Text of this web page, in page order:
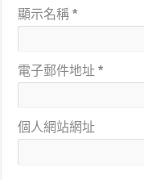
顯示名稱*
電子郵件地址*
個人網站網址